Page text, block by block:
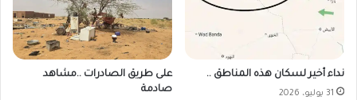
نداء أخير لسكان هذه المناطق ..
31 يوليو، 2026
على طريق الصادرات ..مشاهد
صادمة